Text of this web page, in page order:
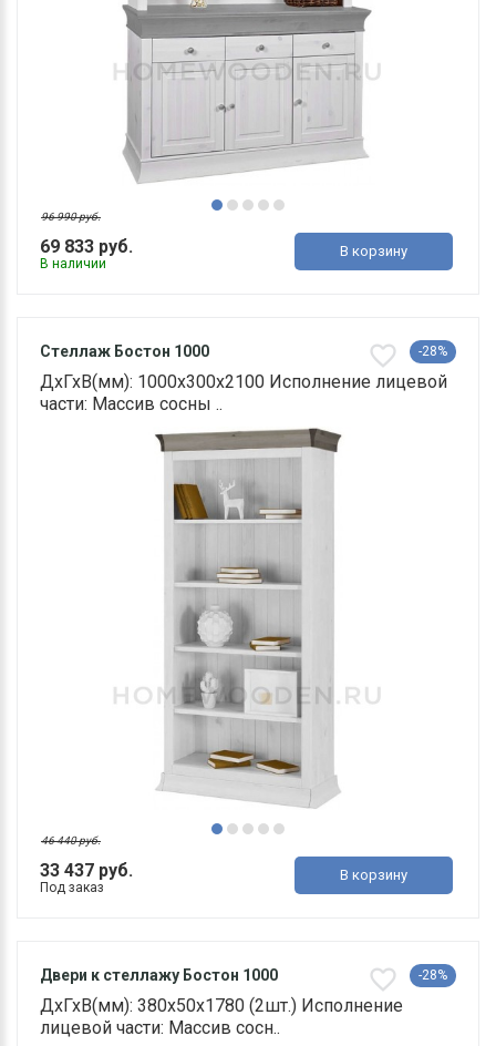
69 833 руб.
96 990 руб.
В наличии
В корзину
Стеллаж Бостон 1000 -28%
ДхГхВ(мм): 1000х300х2100 Исполнение лицевой
части: Массив сосны ..
33 437 руб.
46 440 руб.
Под заказ
В корзину
Двери к стеллажу Бостон 1000 -28%
ДхГхВ(мм): 380х50х1780 (2шт.) Исполнение
лицевой части: Массив сосн..